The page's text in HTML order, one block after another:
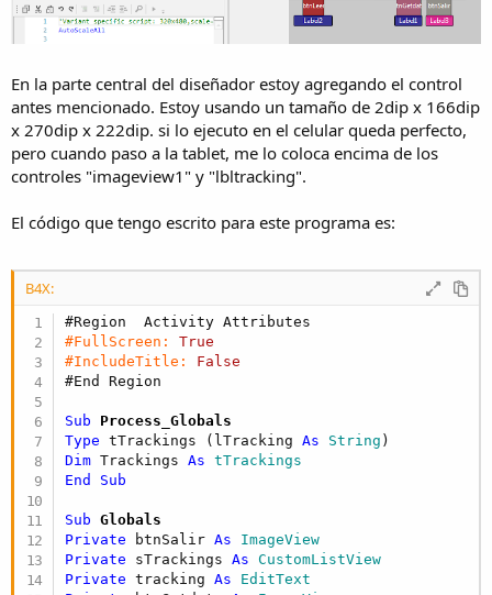
En la parte central del diseñador estoy agregando el control
antes mencionado. Estoy usando un tamaño de 2dip x 166dip
x 270dip x 222dip. si lo ejecuto en el celular queda perfecto,
pero cuando paso a la tablet, me lo coloca encima de los
controles "imageview1" y "lbltracking".
El código que tengo escrito para este programa es:
B4X:
#Region  Activity Attributes
#FullScreen:
True
#IncludeTitle:
False
#End Region
Sub Process_Globals
Type tTrackings (lTracking As String
Dim Trackings As tTrackings
End
Sub
Sub Globals
Private btnSalir As ImageView
Private sTrackings As CustomListView
Private tracking As EditText